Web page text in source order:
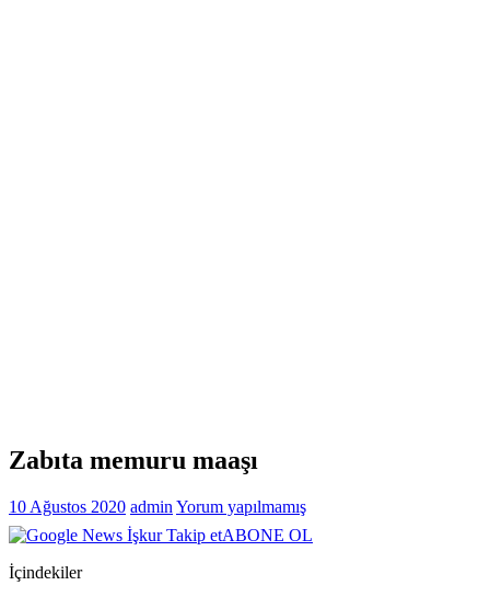
Zabıta memuru maaşı
10 Ağustos 2020 admin Yorum yapılmamış
ABONE OL
İçindekiler